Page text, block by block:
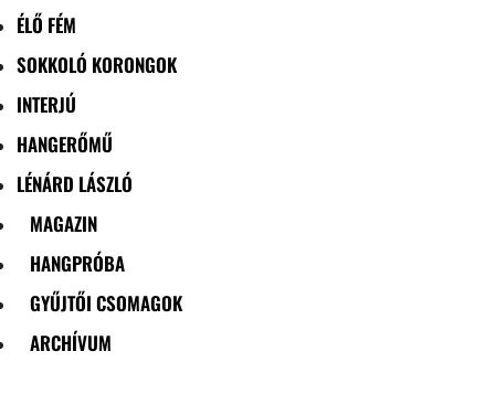
ÉLŐ FÉM
SOKKOLÓ KORONGOK
INTERJÚ
HANGERŐMŰ
LÉNÁRD LÁSZLÓ
MAGAZIN
HANGPRÓBA
GYŰJTŐI CSOMAGOK
ARCHÍVUM